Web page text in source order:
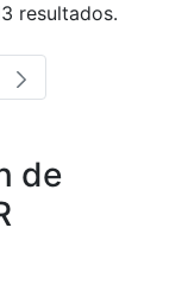
resultados.
de